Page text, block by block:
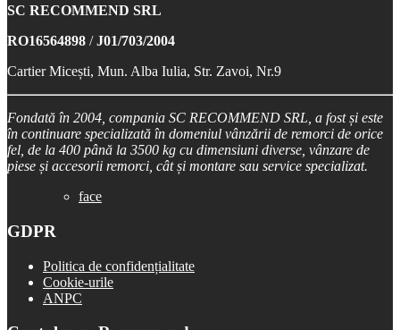
SC RECOMMEND SRL
RO16564898 /J01/703/2004
Cartier Micești, Mun. Alba Iulia, Str. Zavoi, Nr.9
Fondată în 2004, compania SC RECOMMEND SRL, a fost și este
în continuare specializată în domeniul vânzării de remorci de orice
fel, de la 400 până la 3500 kg cu dimensiuni diverse, vânzare de
piese și accesorii remorci, cât și montare sau service specializat.
face
GDPR
Politica de confidențialitate
Cookie-urile
ANPC